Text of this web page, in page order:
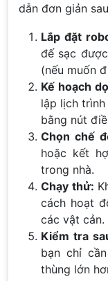
dẫn đơn giản
Lắp đặt
đế sạc
(nếu muốn
Kế hoạch
lập lịch
bằng nút
Chọn chế
hoặc kết
trong nhà.
Chạy thử:
cách hoạt
các vật cản.
Kiểm tra
bạn chỉ
thùng lớn